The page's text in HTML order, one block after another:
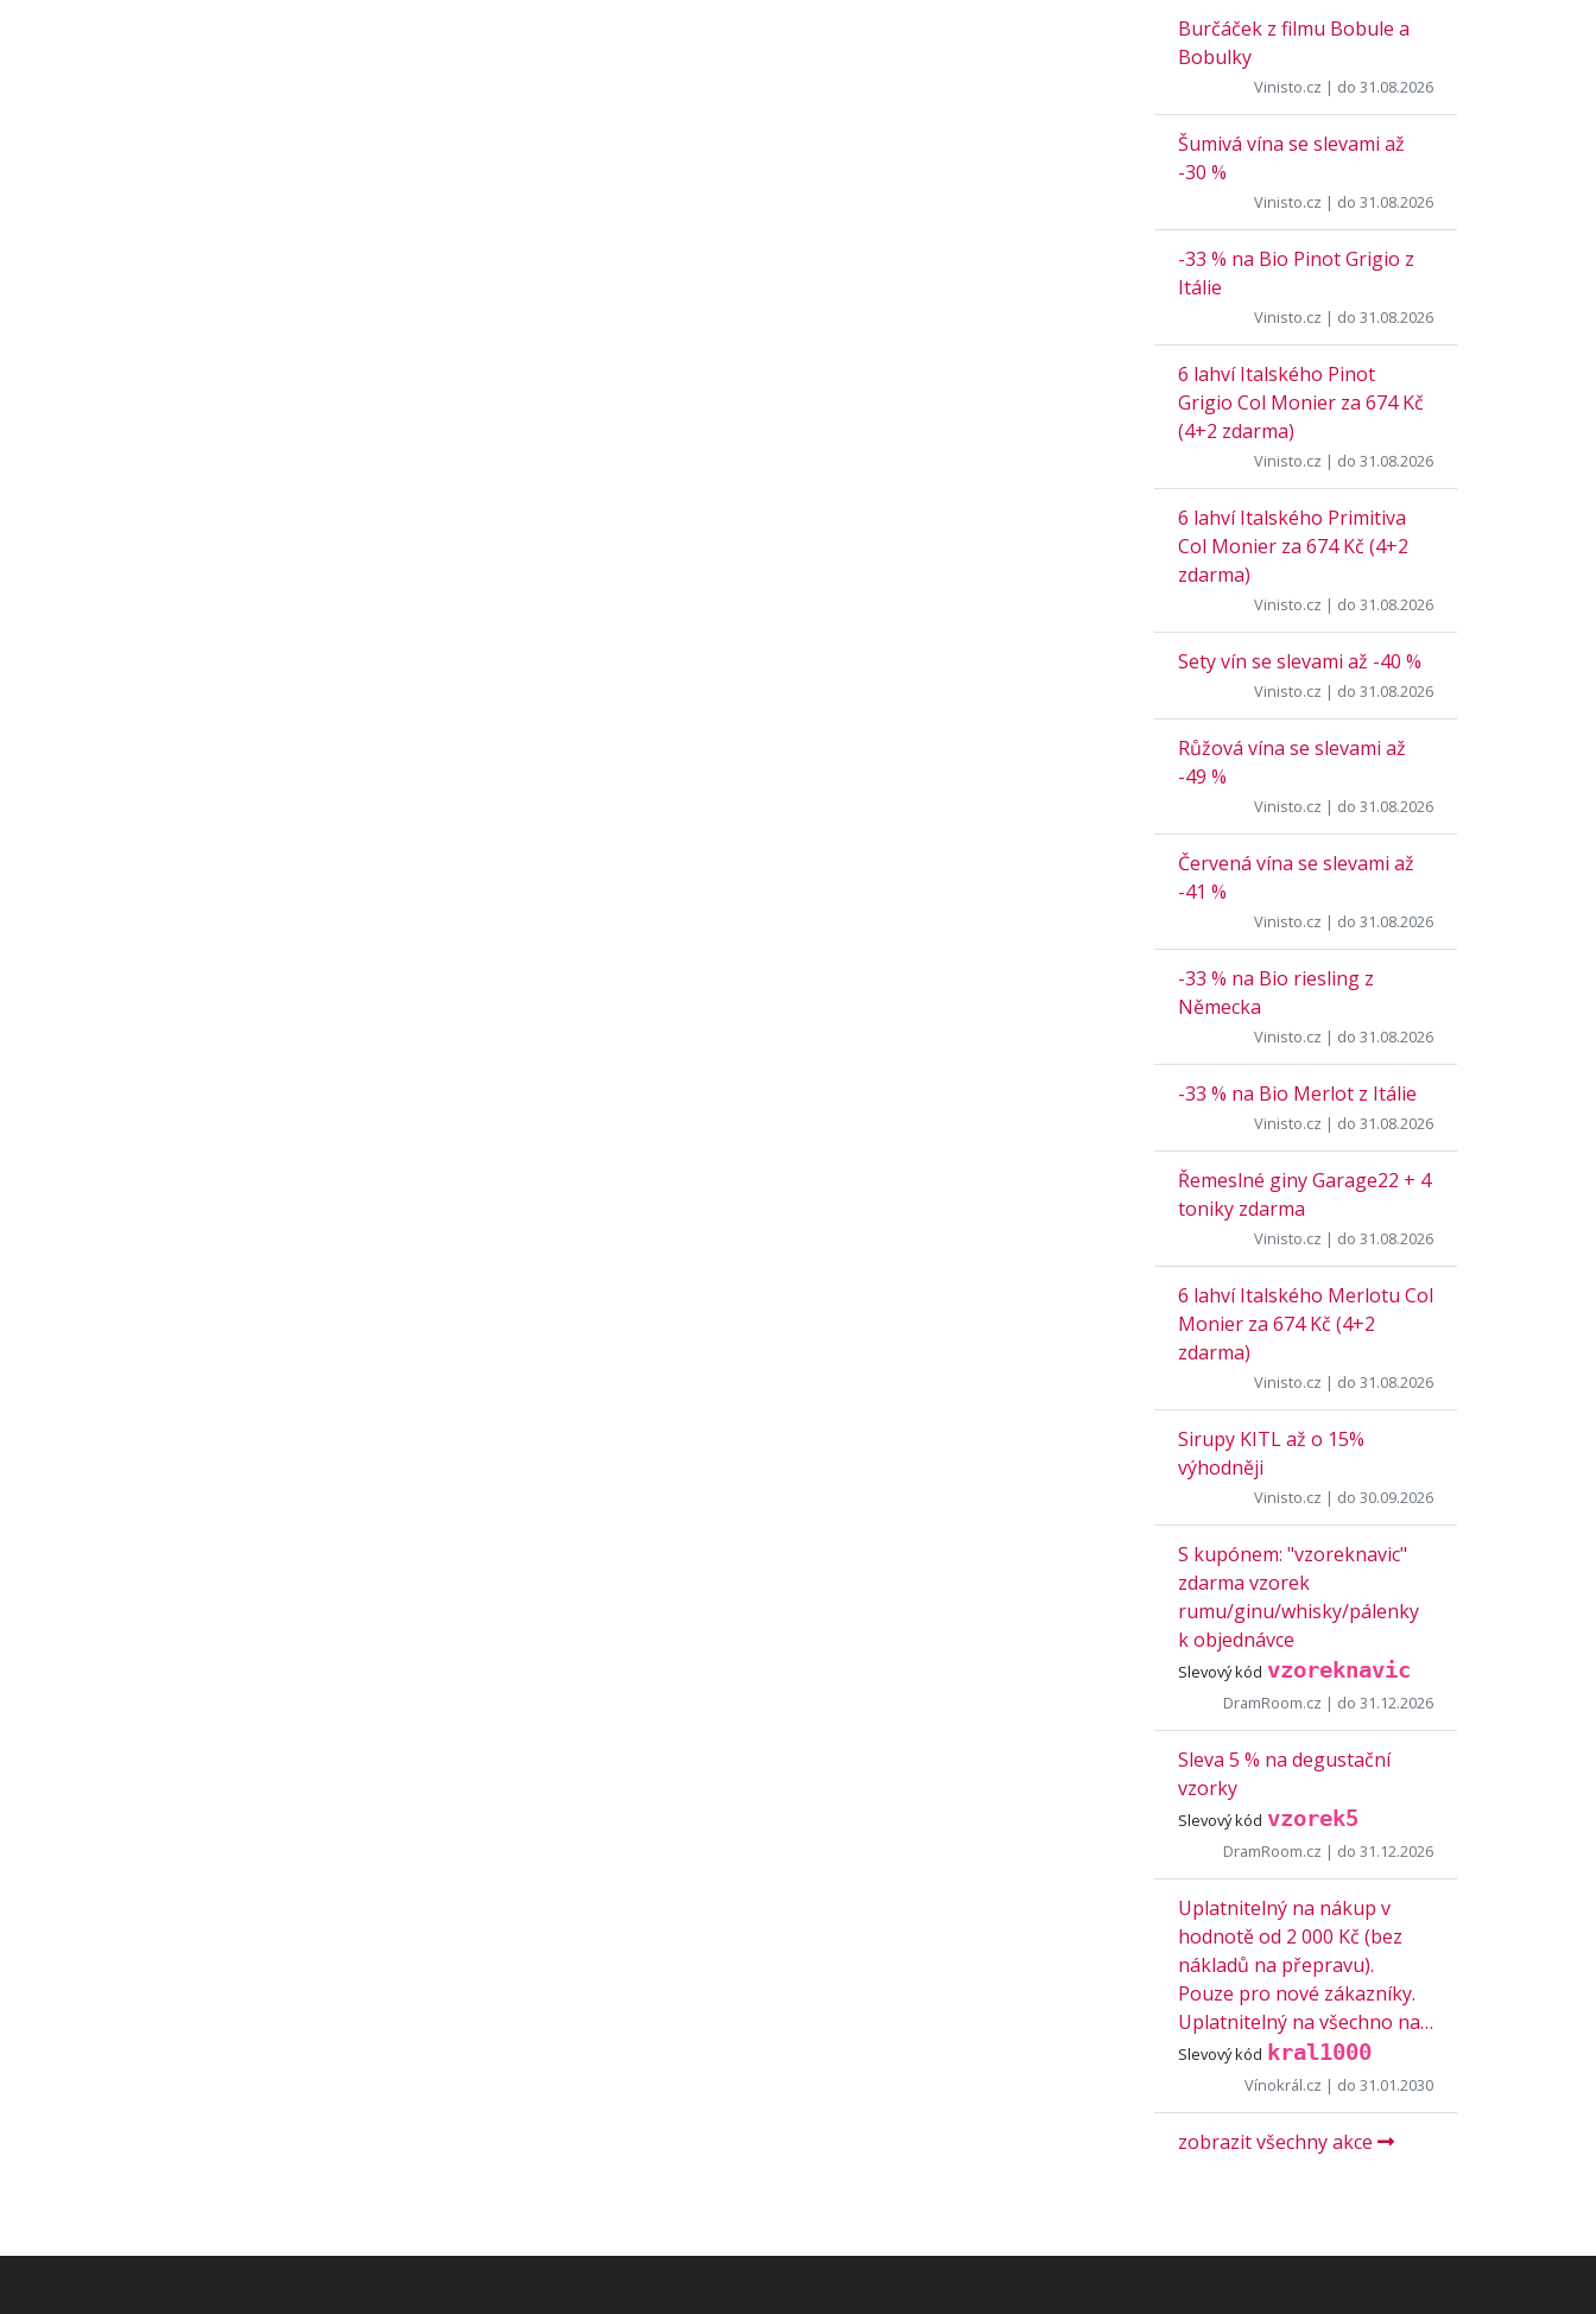
Burčáček z filmu Bobule a
Bobulky
Vinisto.cz | do 31.08.2026
Šumivá vína se slevami až
-30 %
Vinisto.cz | do 31.08.2026
-33 % na Bio Pinot Grigio z
Itálie
Vinisto.cz | do 31.08.2026
6 lahví Italského Pinot
Grigio Col Monier za 674 Kč
(4+2 zdarma)
Vinisto.cz | do 31.08.2026
6 lahví Italského Primitiva
Col Monier za 674 Kč (4+2
zdarma)
Vinisto.cz | do 31.08.2026
Sety vín se slevami až -40 %
Vinisto.cz | do 31.08.2026
Růžová vína se slevami až
-49 %
Vinisto.cz | do 31.08.2026
Červená vína se slevami až
-41 %
Vinisto.cz | do 31.08.2026
-33 % na Bio riesling z
Německa
Vinisto.cz | do 31.08.2026
-33 % na Bio Merlot z Itálie
Vinisto.cz | do 31.08.2026
Řemeslné giny Garage22 + 4
toniky zdarma
Vinisto.cz | do 31.08.2026
6 lahví Italského Merlotu Col
Monier za 674 Kč (4+2
zdarma)
Vinisto.cz | do 31.08.2026
Sirupy KITL až o 15%
výhodněji
Vinisto.cz | do 30.09.2026
S kupónem: "vzoreknavic"
zdarma vzorek
rumu/ginu/whisky/pálenky
k objednávce
Slevový kód vzoreknavic
DramRoom.cz | do 31.12.2026
Sleva 5 % na degustační
vzorky
Slevový kód vzorek5
DramRoom.cz | do 31.12.2026
Uplatnitelný na nákup v
hodnotě od 2 000 Kč (bez
nákladů na přepravu).
Pouze pro nové zákazníky.
Uplatnitelný na všechno na…
Slevový kód kral1000
Vínokrál.cz | do 31.01.2030
zobrazit všechny akce